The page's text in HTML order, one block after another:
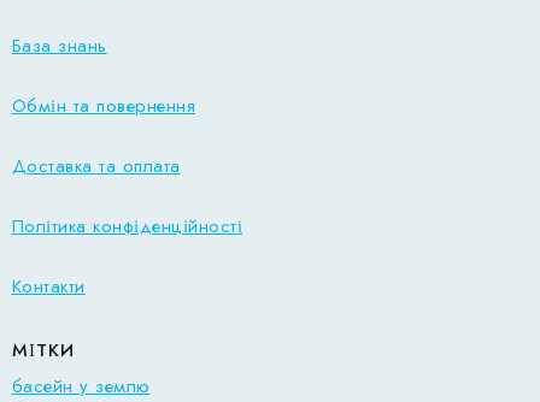
База знань
Обмін та повернення
Доставка та оплата
Політика конфіденційності
Контакти
МІТКИ
басейн у землю